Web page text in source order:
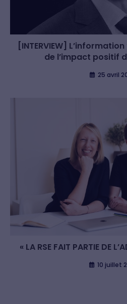
[INTERVIEW]
de l’impact positif
25 avril
« LA RSE FAIT PARTIE DE
10 juillet